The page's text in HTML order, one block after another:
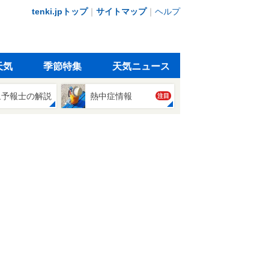
tenki.jpトップ｜ サイトマップ｜ ヘルプ
気 季節特集 天気ニュース
報士の解説 熱中症情報 注目